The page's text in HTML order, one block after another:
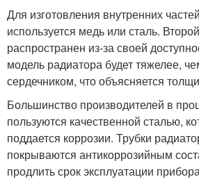
Для изготовления внутренних
используется медь или сталь.
распространен из-за своей
модель радиатора будет тяжелее,
сердечником, что объясняется
Большинство производителей в
пользуются качественной сталью,
поддается коррозии. Трубки
покрываются антикоррозийным
продлить срок эксплуатации